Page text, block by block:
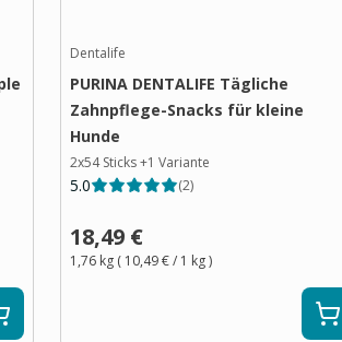
Dentalife
PURINA DENTALIFE Tägliche
Zahnpflege-Snacks für kleine
Hunde
2x54 Sticks+1 Variante
5.0 (2)
18,49 €
1,76 kg ( 10,49 €/ 1 kg)